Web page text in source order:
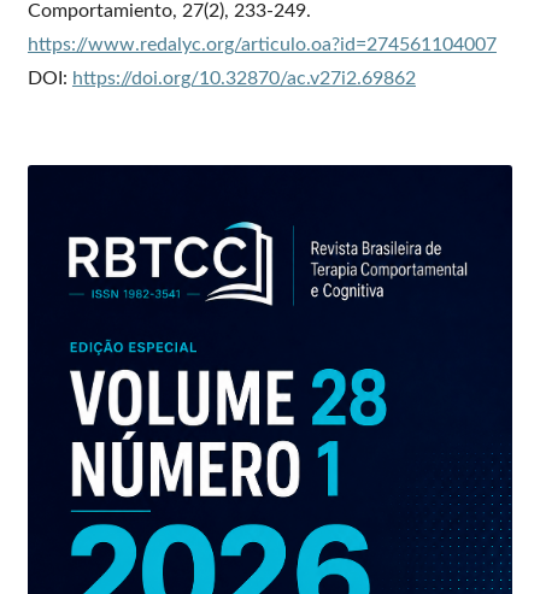
Comportamiento, 27(2), 233-249.
https://www.redalyc.org/articulo.oa?id=274561104007
DOI: https://doi.org/10.32870/ac.v27i2.69862